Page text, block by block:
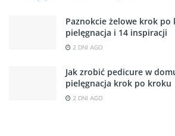
Paznokcie żelowe krok
pielęgnacja i 14 inspiracji
2 DNI AGO
Jak zrobić pedicure w
pielęgnacja krok po kroku
2 DNI AGO